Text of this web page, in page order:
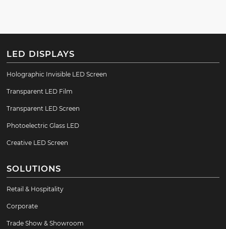
LED DISPLAYS
Holographic Invisible LED Screen
Transparent LED Film
Transparent LED Screen
Photoelectric Glass LED
Creative LED Screen
SOLUTIONS
Retail & Hospitality
Corporate
Trade Show & Showroom